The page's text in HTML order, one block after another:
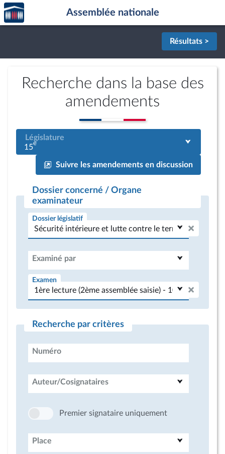
Aller au contenu
Aller en bas de la page
Accèder
à la
page
Assemblée nationale
Résultats >
Recherche dans la base des
amendements
Législature
15e
Suivre les amendements en discussion
Dossier concerné / Organe
examinateur
Dossier législatif
Examiné par
Examen
Recherche par critères
Numéro
Auteur/Cosignataires
Premier signataire uniquement
Place